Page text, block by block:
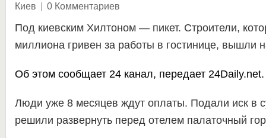
Киев | 0 Комментариев
Под киевским Хилтоном — пикет. Строители,
миллиона гривен за работы в гостинице, вышли
Об этом сообщает 24 канал, передает 24Daily.net.
Люди уже 8 месяцев ждут оплаты. Подали иск в
решили развернуть перед отелем палаточный